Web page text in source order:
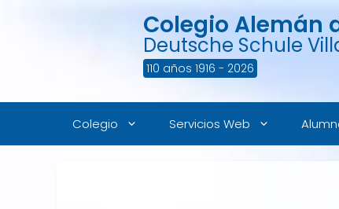
Colegio Alemán
Deutsche Schule
110 años 1916 - 2026
Colegio Servicios Web